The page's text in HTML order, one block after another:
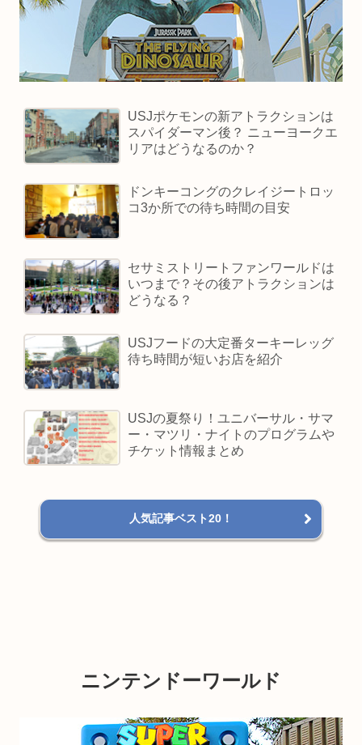
USJポケモンの新アトラクションは
スパイダーマン後？ ニューヨークエ
リアはどうなるのか？
ドンキーコングのクレイジートロッ
コ3か所での待ち時間の目安
セサミストリートファンワールドは
いつまで？その後アトラクションは
どうなる？
USJフードの大定番ターキーレッグ
待ち時間が短いお店を紹介
USJの夏祭り！ユニバーサル・サマ
ー・マツリ・ナイトのプログラムや
チケット情報まとめ
人気記事ベスト20！
ニンテンドーワールド